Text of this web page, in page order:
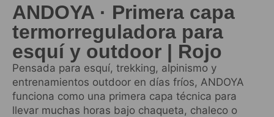
ANDOYA · Primera capa
termorreguladora para
esquí y outdoor | Rojo
Pensada para esquí, trekking, alpinismo y
entrenamientos outdoor en días fríos, ANDOYA
funciona como una primera capa técnica para
llevar muchas horas bajo chaqueta, chaleco o